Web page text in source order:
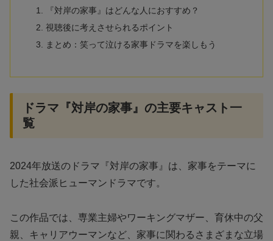
『対岸の家事』はどんな人におすすめ？
視聴後に考えさせられるポイント
まとめ：笑って泣ける家事ドラマを楽しもう
ドラマ『対岸の家事』の主要キャスト一
覧
2024年放送のドラマ『対岸の家事』は、家事をテーマに
した社会派ヒューマンドラマです。
この作品では、専業主婦やワーキングマザー、育休中の父
親、キャリアウーマンなど、家事に関わるさまざまな立場